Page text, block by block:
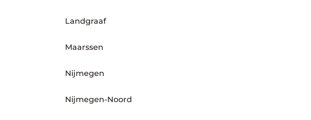
Landgraaf
Maarssen
Nijmegen
Nijmegen-Noord